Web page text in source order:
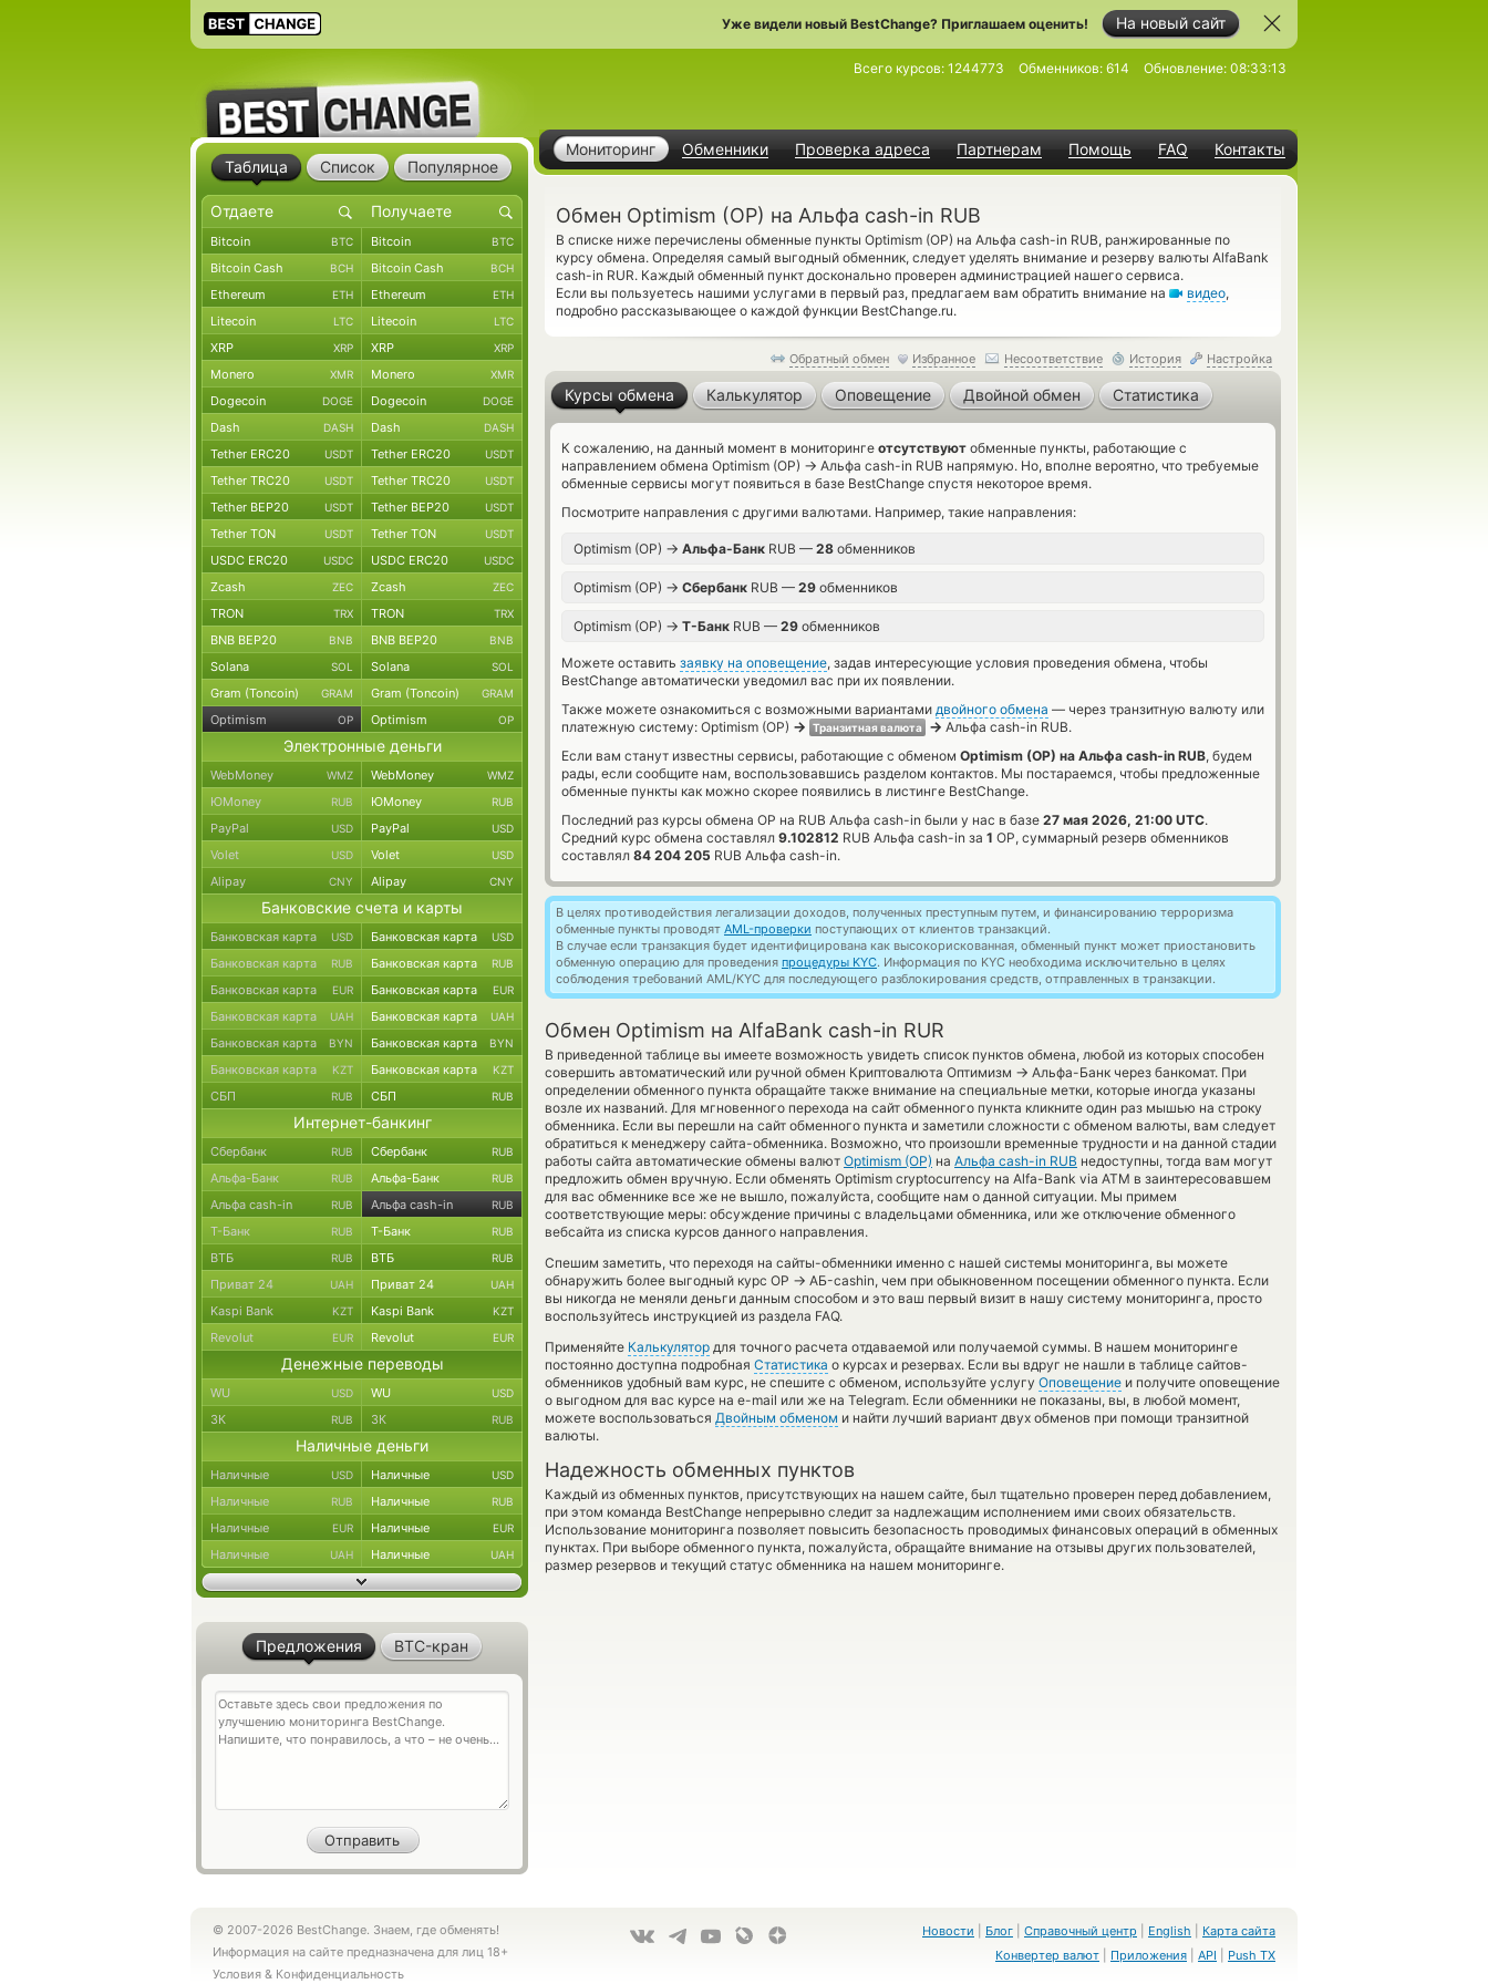
На новый сайт
Уже видели новый BestChange? Приглашаем оценить!
Мониторинг Обменники Проверка адреса Партнерам Помощь FAQ Контакты
Всего курсов: 1244773 Обменников: 614 Обновление: 08:33:13
Обмен Optimism (OP) на Альфа cash-in RUB
В списке ниже перечислены обменные пункты Optimism (OP) на Альфа cash-in RUB, ранжированные по
курсу обмена. Определяя самый выгодный обменник, следует уделять внимание и резерву валюты AlfaBank
cash-in RUR. Каждый обменный пункт досконально проверен администрацией нашего сервиса.
Если вы пользуетесь нашими услугами в первый раз, предлагаем вам обратить внимание на
видео,
подробно рассказывающее о каждой функции BestChange.ru.
Обратный обмен Избранное Несоответствие История Настройка
Курсы обмена Калькулятор Оповещение Двойной обмен Статистика
К сожалению, на данный момент в мониторинге отсутствуют обменные пункты, работающие с
направлением обмена Optimism (OP) → Альфа cash-in RUB напрямую. Но, вполне вероятно, что требуемые
обменные сервисы могут появиться в базе BestChange спустя некоторое время.
Посмотрите направления с другими валютами. Например, такие направления:
Optimism (OP) → Альфа-Банк RUB — 28 обменников
Optimism (OP) → Сбербанк RUB — 29 обменников
Optimism (OP) → Т-Банк RUB — 29 обменников
Можете оставить заявку на оповещение, задав интересующие условия проведения обмена, чтобы
BestChange автоматически уведомил вас при их появлении.
Также можете ознакомиться с возможными вариантами двойного обмена — через транзитную валюту или
платежную систему: Optimism (OP) → Транзитная валюта → Альфа cash-in RUB.
Если вам станут известны сервисы, работающие с обменом Optimism (OP) на Альфа cash-in RUB, будем
рады, если сообщите нам, воспользовавшись разделом контактов. Мы постараемся, чтобы предложенные
обменные пункты как можно скорее появились в листинге BestChange.
Последний раз курсы обмена OP на RUB Альфа cash-in были у нас в базе 27 мая 2026, 21:00 UTC.
Средний курс обмена составлял 9.102812 RUB Альфа cash-in за 1 OP, суммарный резерв обменников
составлял 84 204 205 RUB Альфа cash-in.
В целях противодействия легализации доходов, полученных преступным путем, и финансированию терроризма
обменные пункты проводят AML-проверки поступающих от клиентов транзакций.
В случае если транзакция будет идентифицирована как высокорискованная, обменный пункт может приостановить
обменную операцию для проведения процедуры KYC. Информация по KYC необходима исключительно в целях
соблюдения требований AML/KYC для последующего разблокирования средств, отправленных в транзакции.
Обмен Optimism на AlfaBank cash-in RUR
В приведенной таблице вы имеете возможность увидеть список пунктов обмена, любой из которых способен
совершить автоматический или ручной обмен Криптовалюта Оптимизм → Альфа-Банк через банкомат. При
определении обменного пункта обращайте также внимание на специальные метки, которые иногда указаны
возле их названий. Для мгновенного перехода на сайт обменного пункта кликните один раз мышью на строку
обменника. Если вы перешли на сайт обменного пункта и заметили сложности с обменом валюты, вам следует
обратиться к менеджеру сайта-обменника. Возможно, что произошли временные трудности и на данной стадии
работы сайта автоматические обмены валют Optimism (OP) на Альфа cash-in RUB недоступны, тогда вам могут
предложить обмен вручную. Если обменять Optimism cryptocurrency на Alfa-Bank via ATM в заинтересовавшем
для вас обменнике все же не вышло, пожалуйста, сообщите нам о данной ситуации. Мы примем
соответствующие меры: обсуждение причины с владельцами обменника, или же отключение обменного
вебсайта из списка курсов данного направления.
Спешим заметить, что переходя на сайты-обменники именно с нашей системы мониторинга, вы можете
обнаружить более выгодный курс OP → АБ-cashin, чем при обыкновенном посещении обменного пункта. Если
вы никогда не меняли деньги данным способом и это ваш первый визит в нашу систему мониторинга, просто
воспользуйтесь инструкцией из раздела FAQ.
Применяйте Калькулятор для точного расчета отдаваемой или получаемой суммы. В нашем мониторинге
постоянно доступна подробная Статистика о курсах и резервах. Если вы вдруг не нашли в таблице сайтов-
обменников удобный вам курс, не спешите с обменом, используйте услугу Оповещение и получите оповещение
о выгодном для вас курсе на e-mail или же на Telegram. Если обменники не показаны, вы, в любой момент,
можете воспользоваться Двойным обменом и найти лучший вариант двух обменов при помощи транзитной
валюты.
Надежность обменных пунктов
Каждый из обменных пунктов, присутствующих на нашем сайте, был тщательно проверен перед добавлением,
при этом команда BestChange непрерывно следит за надлежащим исполнением ими своих обязательств.
Использование мониторинга позволяет повысить безопасность проводимых финансовых операций в обменных
пунктах. При выборе обменного пункта, пожалуйста, обращайте внимание на отзывы других пользователей,
размер резервов и текущий статус обменника на нашем мониторинге.
Таблица Список Популярное
Bitcoin BTC Bitcoin BTC
Bitcoin Cash BCH Bitcoin Cash BCH
Ethereum ETH Ethereum ETH
Litecoin LTC Litecoin LTC
XRP XRP XRP XRP
Monero XMR Monero XMR
Dogecoin DOGE Dogecoin DOGE
Dash DASH Dash DASH
Tether ERC20 USDT Tether ERC20 USDT
Tether TRC20 USDT Tether TRC20 USDT
Tether BEP20 USDT Tether BEP20 USDT
Tether TON USDT Tether TON USDT
USDC ERC20 USDC USDC ERC20 USDC
Zcash ZEC Zcash ZEC
TRON TRX TRON TRX
BNB BEP20 BNB BNB BEP20 BNB
Solana SOL Solana SOL
Gram (Toncoin) GRAM Gram (Toncoin) GRAM
Optimism OP Optimism OP
Электронные деньги
WebMoney WMZ WebMoney WMZ
ЮMoney RUB ЮMoney RUB
PayPal USD PayPal USD
Volet USD Volet USD
Alipay CNY Alipay CNY
Банковские счета и карты
Банковская карта USD Банковская карта USD
Банковская карта RUB Банковская карта RUB
Банковская карта EUR Банковская карта EUR
Банковская карта UAH Банковская карта UAH
Банковская карта BYN Банковская карта BYN
Банковская карта KZT Банковская карта KZT
СБП RUB СБП RUB
Интернет-банкинг
Сбербанк RUB Сбербанк RUB
Альфа-Банк RUB Альфа-Банк RUB
Альфа cash-in RUB Альфа cash-in RUB
Т-Банк RUB Т-Банк RUB
ВТБ RUB ВТБ RUB
Приват 24 UAH Приват 24 UAH
Kaspi Bank KZT Kaspi Bank KZT
Revolut EUR Revolut EUR
Денежные переводы
WU USD WU USD
ЗК RUB ЗК RUB
Наличные деньги
Наличные USD Наличные USD
Наличные RUB Наличные RUB
Наличные EUR Наличные EUR
Наличные UAH Наличные UAH
Предложения BTC-кран
© 2007-2026 BestChange. Знаем, где обменять!
Информация на сайте предназначена для лиц 18+
Условия & Конфиденциальность
Новости Блог Справочный центр English
Карта сайта
Конвертер валют
Приложения API Push TX